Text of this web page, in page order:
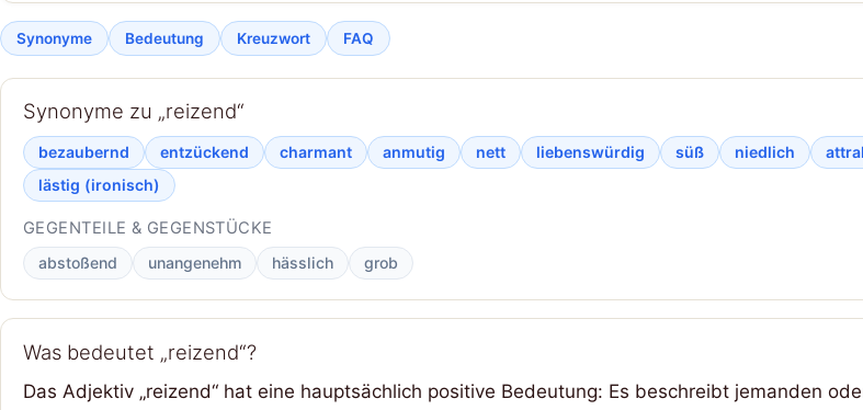
Synonyme Bedeutung Kreuzwort FAQ
Synonyme zu „reizend“
bezaubernd entzückend charmant anmutig nett liebenswürdig süß niedlich
lästig (ironisch)
GEGENTEILE & GEGENSTÜCKE
abstoßend unangenehm hässlich grob
Was bedeutet „reizend“?
Das Adjektiv „reizend“ hat eine hauptsächlich positive Bedeutung: Es beschreibt jemanden